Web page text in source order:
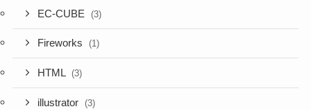
EC-CUBE (3)
Fireworks (1)
HTML (3)
illustrator (3)